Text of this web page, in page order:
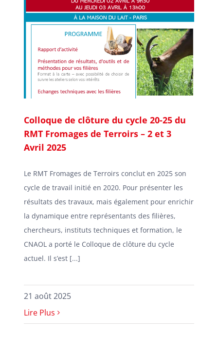
Colloque de clôture du cycle 20-25 du
RMT Fromages de Terroirs – 2 et 3
Avril 2025
Le RMT Fromages de Terroirs conclut en 2025 son
cycle de travail initié en 2020. Pour présenter les
résultats des travaux, mais également pour enrichir
la dynamique entre représentants des filières,
chercheurs, instituts techniques et formation, le
CNAOL a porté le Colloque de clôture du cycle
actuel. Il s’est [...]
21 août 2025
Lire Plus